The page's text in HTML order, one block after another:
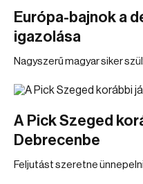
Európa-bajnok a
igazolása
Nagyszerű magyar siker
A Pick Szeged
Debrecenbe
Feljutást szeretne